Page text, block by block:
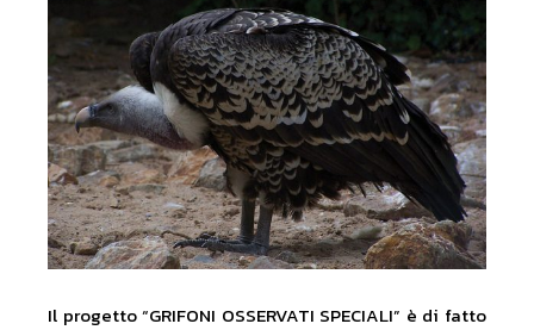
Il progetto “GRIFONI OSSERVATI SPECIALI” è di fatto